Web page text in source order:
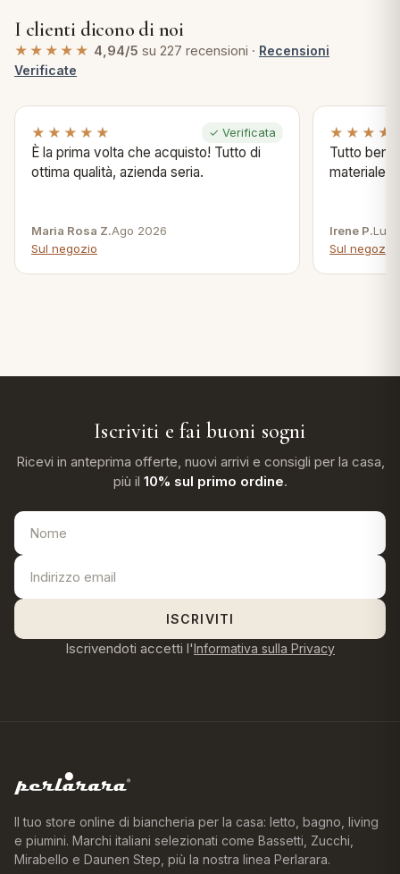
I clienti dicono di noi
★★★★★ 4,94/5 su 227 recensioni · Recensioni
Verificate
★★★★★ ✓ Verificata
È la prima volta che acquisto! Tutto di
ottima qualità, azienda seria.
Maria Rosa Z.Ago 2026
Sul negozio
Tutto bene
materiale .
Irene P.Lug
Sul negozio
Iscriviti e fai buoni sogni
Ricevi in anteprima offerte, nuovi arrivi e consigli per la casa,
più il 10% sul primo ordine.
ISCRIVITI
Iscrivendoti accetti l'Informativa sulla Privacy
Il tuo store online di biancheria per la casa: letto, bagno, living
e piumini. Marchi italiani selezionati come Bassetti, Zucchi,
Mirabello e Daunen Step, più la nostra linea Perlarara.